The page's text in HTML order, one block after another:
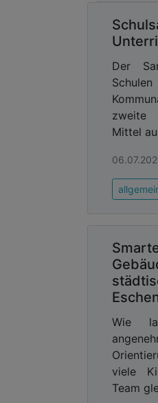
immer
Advertising
„Um
und die
in der
Auf
Betrieb
Der
zweite
Mittel
Wie
viele
Team